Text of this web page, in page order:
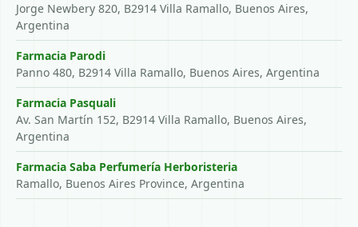
Jorge Newbery 820, B2914 Villa Ramallo, Buenos Aires,
Argentina
Farmacia Parodi
Panno 480, B2914 Villa Ramallo, Buenos Aires, Argentina
Farmacia Pasquali
Av. San Martín 152, B2914 Villa Ramallo, Buenos Aires,
Argentina
Farmacia Saba Perfumería Herboristeria
Ramallo, Buenos Aires Province, Argentina